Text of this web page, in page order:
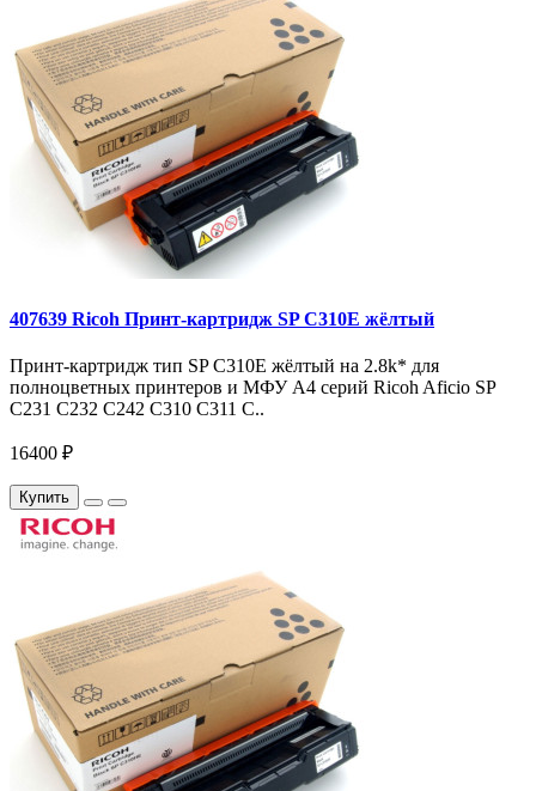
407639 Ricoh Принт-картридж SP C310E жёлтый
Принт-картридж тип SP C310E жёлтый на 2.8k* для
полноцветных принтеров и МФУ A4 серий Ricoh Aficio SP
C231 C232 C242 C310 C311 C..
16400 ₽
Купить